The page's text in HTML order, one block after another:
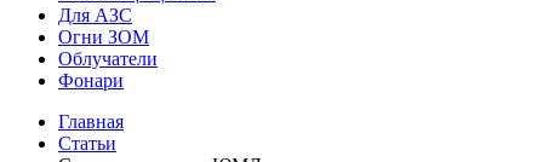
Для АЗС
Огни ЗОМ
Облучатели
Фонари
Главная
Статьи